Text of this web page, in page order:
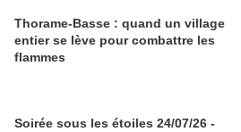
Thorame-Basse : quand un village
entier se lève pour combattre les
flammes
Soirée sous les étoiles 24/07/26 -